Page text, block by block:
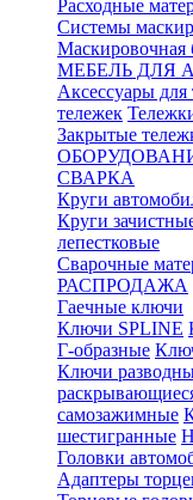
Расходные
Системы
Маскировочная
МЕБЕЛЬ ДЛЯ
Аксессуары для
тележек
Закрытые
СВАРКА
Круги
Круги
лепестковые
Сварочные
РАСПРОДАЖА
Гаечные ключи
Ключи SPLINE
Г-образные
Ключи
самозажимные
шестигранные
Головки
Адаптеры